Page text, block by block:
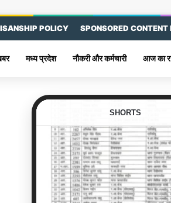
POLICY SPONSORED CONTENT
मध्य प्रदेश नौकरी और कर्मचारी आज का
SHORTS